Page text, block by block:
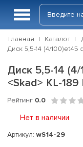
Главная Каталог
Диск 5,5-14 (4/100)et45
Диск 5,5-14 (4/
<Skad> KL-
Рейтинг 0.0
Нет в наличии
Артикул: wS14-29